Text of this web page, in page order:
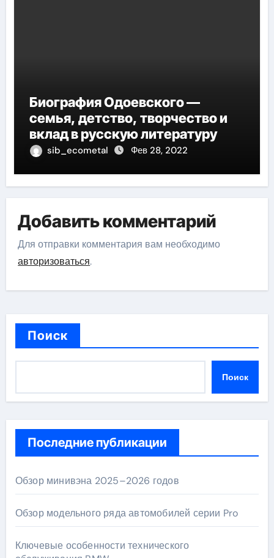
Биография Одоевского —
семья, детство, творчество и
вклад в русскую литературу
sib_ecometal Фев 28, 2022
Добавить комментарий
Для отправки комментария вам необходимо
авторизоваться.
Поиск
Поиск
Последние публикации
Обзор минивэна 2025–2026 годов
Обзор модельного ряда автомобилей серии Pro
Ключевые особенности технического